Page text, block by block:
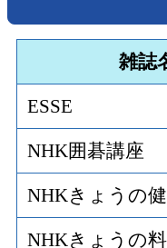
雑誌
ESSE
NHK囲碁講座
NHKきょうの
NHKきょうの